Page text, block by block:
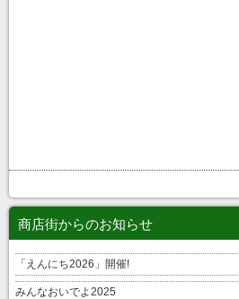
商店街からのお知らせ
「えんにち2026」開催!
みんなおいでよ2025